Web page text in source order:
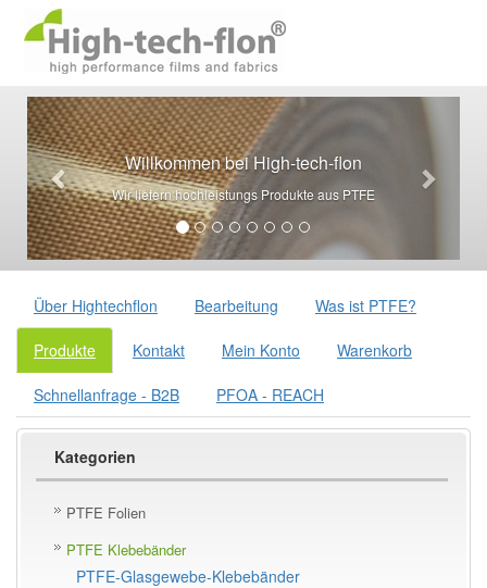
Willkommen bei High-tech-flon
Wir liefern hochleistungs Produkte aus PTFE
Über Hightechflon Bearbeitung Was ist PTFE?
Produkte Kontakt Mein Konto Warenkorb
Schnellanfrage - B2B PFOA - REACH
Kategorien
PTFE Folien
PTFE Klebebänder
PTFE-Glasgewebe-Klebebänder